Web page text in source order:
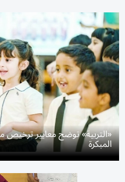
«التربية» توضح معايير
المبكرة